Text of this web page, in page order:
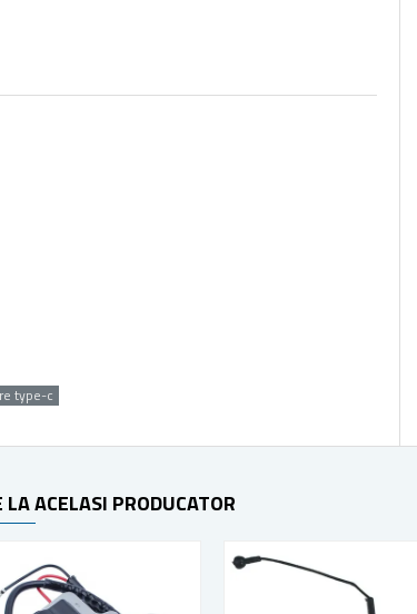
type-c
LA ACELASI PRODUCATOR